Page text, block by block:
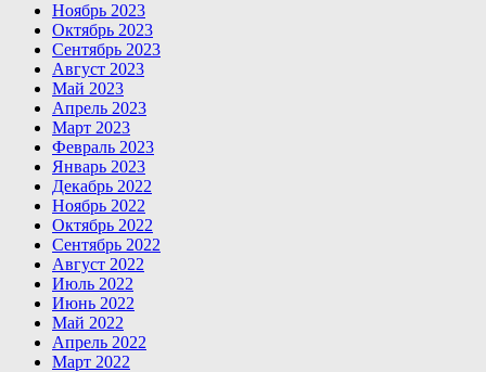
Ноябрь 2023
Октябрь 2023
Сентябрь 2023
Август 2023
Май 2023
Апрель 2023
Март 2023
Февраль 2023
Январь 2023
Декабрь 2022
Ноябрь 2022
Октябрь 2022
Сентябрь 2022
Август 2022
Июль 2022
Июнь 2022
Май 2022
Апрель 2022
Март 2022